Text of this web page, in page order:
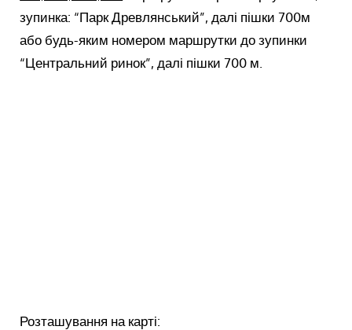
зупинка: “Парк Древлянський”, далі пішки 700м
або будь-яким номером маршрутки до зупинки
“Центральний ринок”, далі пішки 700 м.
Розташування на карті: